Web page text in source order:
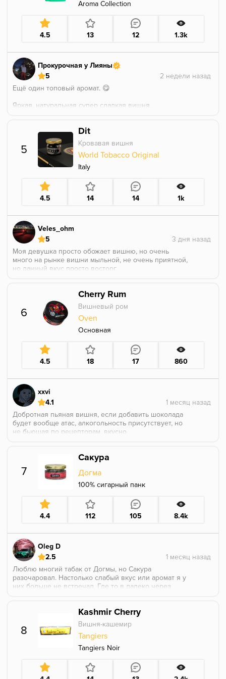
База у джента шикарная. Древесно хлебная. Очень
рекомендую к покуру
Aroma Collection
4.5 13 12 1.3k
Прокурочная у Лияны
5
Ещё один топовый аромат. 😋
Яркая, натуральная супер сладкая вишня.
Аромат прям вау, точно советую! 🤤
5
Dit
Кровавая вишня
World Tobacco Original
Italy
4.5 14 14 1k
Veles_ohm
5
Моя девушка просто обожает вишню, но очень
много на рынке вишни мыльной, не очень приятной,
но данный вкус просто восторг
невероятно мощную, качественную вишню которую
я при каждом покуре вишни хотел, но не находил.
Первые 5-8 минут покура дают деревенскую, как
будто только что собранную, немного кислую
более насыщенному вкусу чистой вишни. Кисло-
сладкая вишня с благородным вкусом,
сочетающаяся с базой. Ближе к концу покура вишня
Рекомендую на все 100%, это невероятно.
6
Cherry Rum
Вишневый ром
Oven
Основная
4.5 18 17 860
xxvi
4.1
Добротная пьяная вишня, если добавить шоколада
будет вообще атас, алкогольность присутствует, но
не бьющая по рецепторам, вкусно.
7
Сакура
Догма
100% сигарный панк
4.4 112 105 8.4k
Oleg D
2.5
Люблю многий табак от Догмы, но Сакура
разочаровал. Настолько слабый вкус или аромат я у
них больше не встречал. Где то в далеко через
жаром, бесполезно только база становится ярче.
Шахта 11 мм, турки прямоток, на этом же сетапе от
Лаванды - "ангелочки над головой летают". Просто
не крепкая база, тот случай когда аромка это без
аромка и ещё и не очень то и вкусная.
8
Kashmir Cherry
Вишня-кашемир
Tangiers
Tangiers Noir